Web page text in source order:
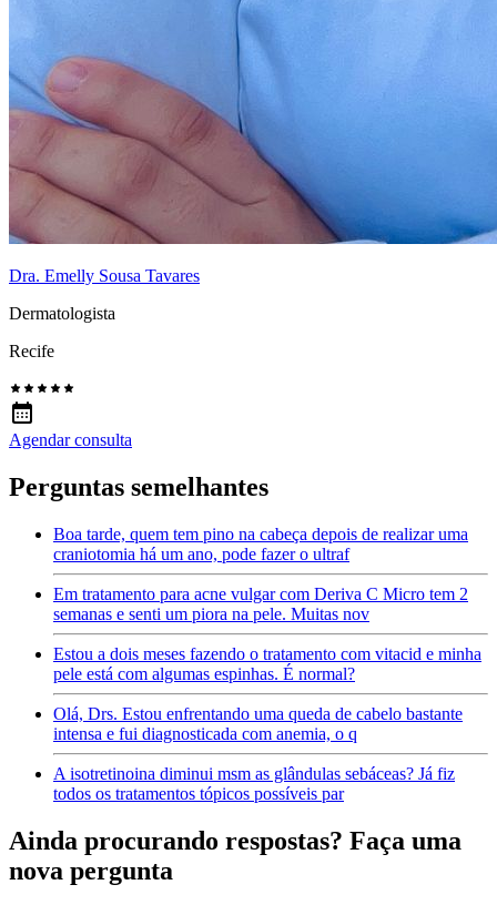
Dra. Emelly Sousa Tavares
Dermatologista
Recife
Agendar consulta
Perguntas semelhantes
Boa tarde, quem tem pino na cabeça depois de realizar uma
craniotomia há um ano, pode fazer o ultraf
Em tratamento para acne vulgar com Deriva C Micro tem 2
semanas e senti um piora na pele. Muitas nov
Estou a dois meses fazendo o tratamento com vitacid e minha
pele está com algumas espinhas. É normal?
Olá, Drs. Estou enfrentando uma queda de cabelo bastante
intensa e fui diagnosticada com anemia, o q
A isotretinoina diminui msm as glândulas sebáceas? Já fiz
todos os tratamentos tópicos possíveis par
Ainda procurando respostas? Faça uma
nova pergunta